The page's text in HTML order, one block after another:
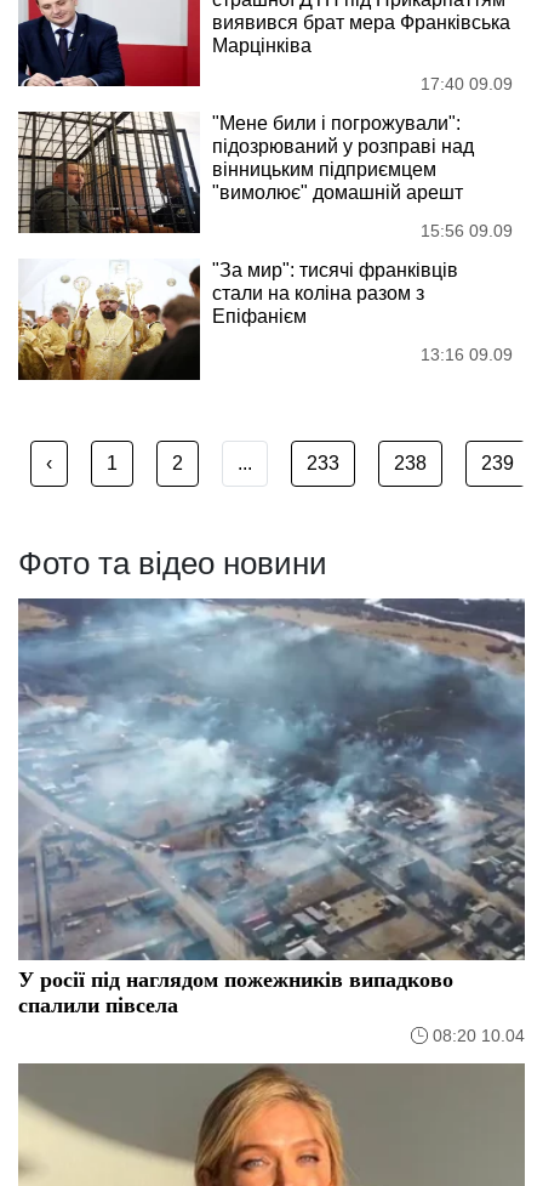
виявився брат мера Франківська
Марцінківа
17:40 09.09
"Мене били і погрожували":
підозрюваний у розправі над
вінницьким підприємцем
"вимолює" домашній арешт
15:56 09.09
"За мир": тисячі франківців
стали на коліна разом з
Епіфанієм
13:16 09.09
‹ 1 2 ... 233 238 239
Фото та відео новини
У росії під наглядом пожежників випадково
спалили півсела
08:20 10.04